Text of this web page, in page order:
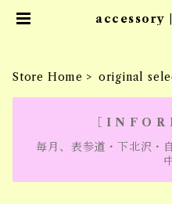
accessory
Store Home original
［ I N F O R
毎月、表参道・下北沢・